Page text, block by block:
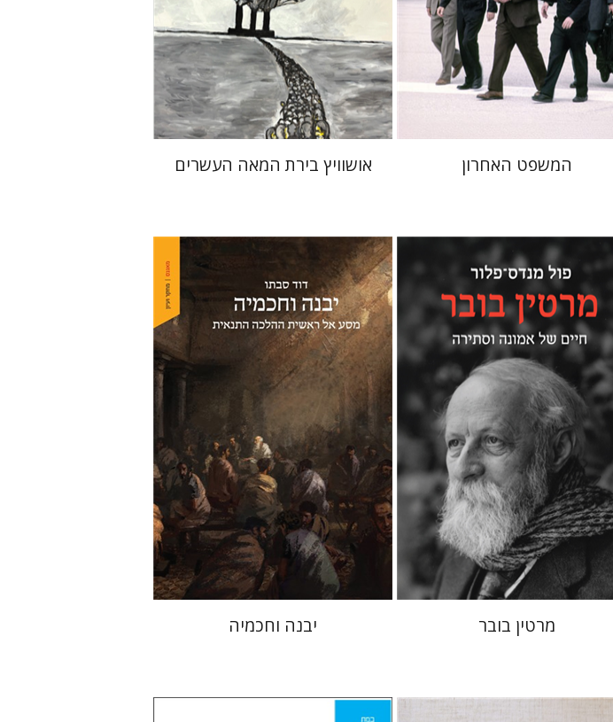
הנחת אתר ספר מודפס
$46
$41
המשפט האחרון
הנחת אתר ספר מודפס
$35
$32
אושוויץ בירת המאה העשרים
פול מנדס-פלור
מתן אורם
הנחת אתר ספר מודפס
$35
$32
מרטין בובר
דוד סבתו
הנחת אתר ספר מודפס
$46
$41
יבנה וחכמיה